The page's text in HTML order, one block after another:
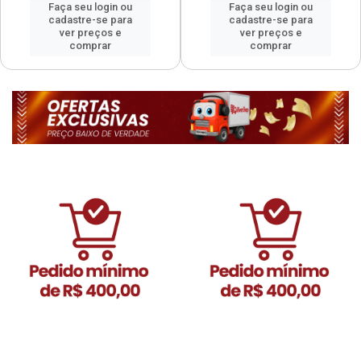
Faça seu login ou
cadastre-se para
ver preços e
comprar
Faça seu login ou
cadastre-se para
ver preços e
comprar